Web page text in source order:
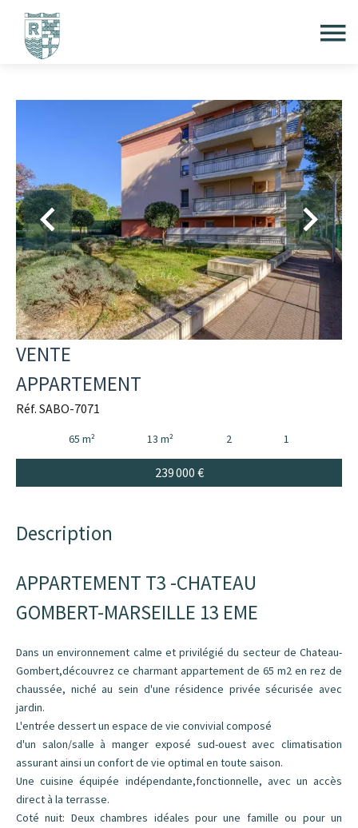
VENTE
APPARTEMENT
Réf. SABO-7071
65 m² 13 m² 2 1
239 000 €
Description
APPARTEMENT T3 -CHATEAU
GOMBERT-MARSEILLE 13 EME
Dans un environnement calme et privilégié du secteur de Chateau-
Gombert,découvrez ce charmant appartement de 65 m2 en rez de
chaussée, niché au sein d'une résidence privée sécurisée avec
jardin.
L'entrée dessert un espace de vie convivial composé
d'un salon/salle à manger exposé sud-ouest avec climatisation
assurant ainsi un confort de vie optimal en toute saison.
Une cuisine équipée indépendante,fonctionnelle, avec un accès
direct à la terrasse.
Coté nuit: Deux chambres idéales pour une famille ou pour un